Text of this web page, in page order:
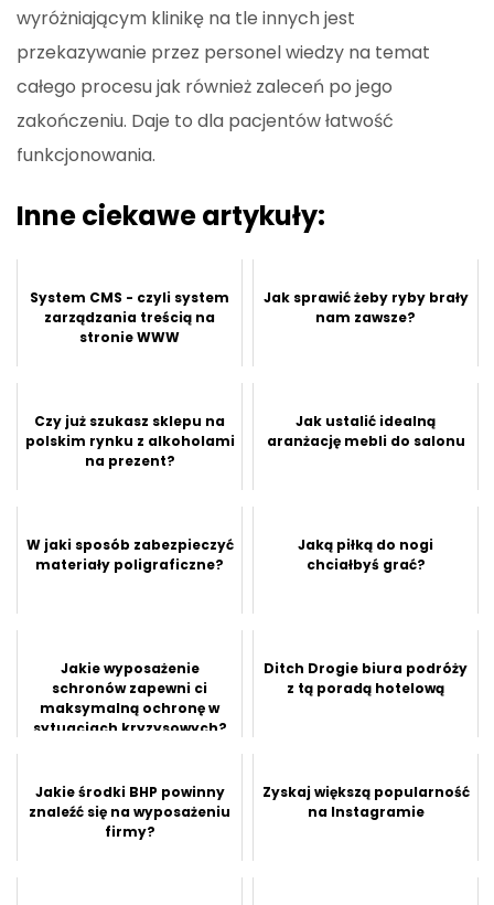
wyróżniającym klinikę na tle innych jest
przekazywanie przez personel wiedzy na temat
całego procesu jak również zaleceń po jego
zakończeniu. Daje to dla pacjentów łatwość
funkcjonowania.
Inne ciekawe artykuły:
System CMS - czyli system
zarządzania treścią na
stronie WWW
Jak sprawić żeby ryby brały
nam zawsze?
Czy już szukasz sklepu na
polskim rynku z alkoholami
na prezent?
Jak ustalić idealną
aranżację mebli do salonu
W jaki sposób zabezpieczyć
materiały poligraficzne?
Jaką piłką do nogi
chciałbyś grać?
Jakie wyposażenie
schronów zapewni ci
maksymalną ochronę w
sytuacjach kryzysowych?
Ditch Drogie biura podróży
z tą poradą hotelową
Jakie środki BHP powinny
znaleźć się na wyposażeniu
firmy?
Zyskaj większą popularność
na Instagramie